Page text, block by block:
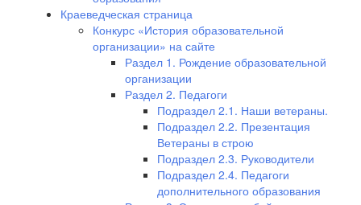
Краеведческая страница
Конкурс «История образовательной
организации» на сайте
Раздел 1. Рождение образовательной
организации
Раздел 2. Педагоги
Подраздел 2.1. Наши ветераны.
Подраздел 2.2. Презентация
Ветераны в строю
Подраздел 2.3. Руководители
Подраздел 2.4. Педагоги
дополнительного образования